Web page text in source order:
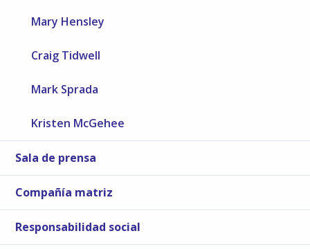
Mary Hensley
Craig Tidwell
Mark Sprada
Kristen McGehee
Sala de prensa
Compañía matriz
Responsabilidad social